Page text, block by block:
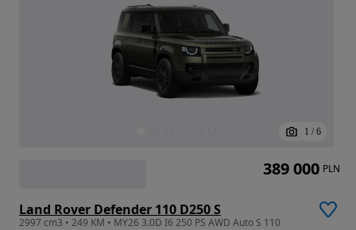
1 / 6
Land Rover Defender 110 D250 S
2997 cm3 • 249 KM • MY26 3.0D I6 250 PS AWD Auto S 110
389 000 PLN